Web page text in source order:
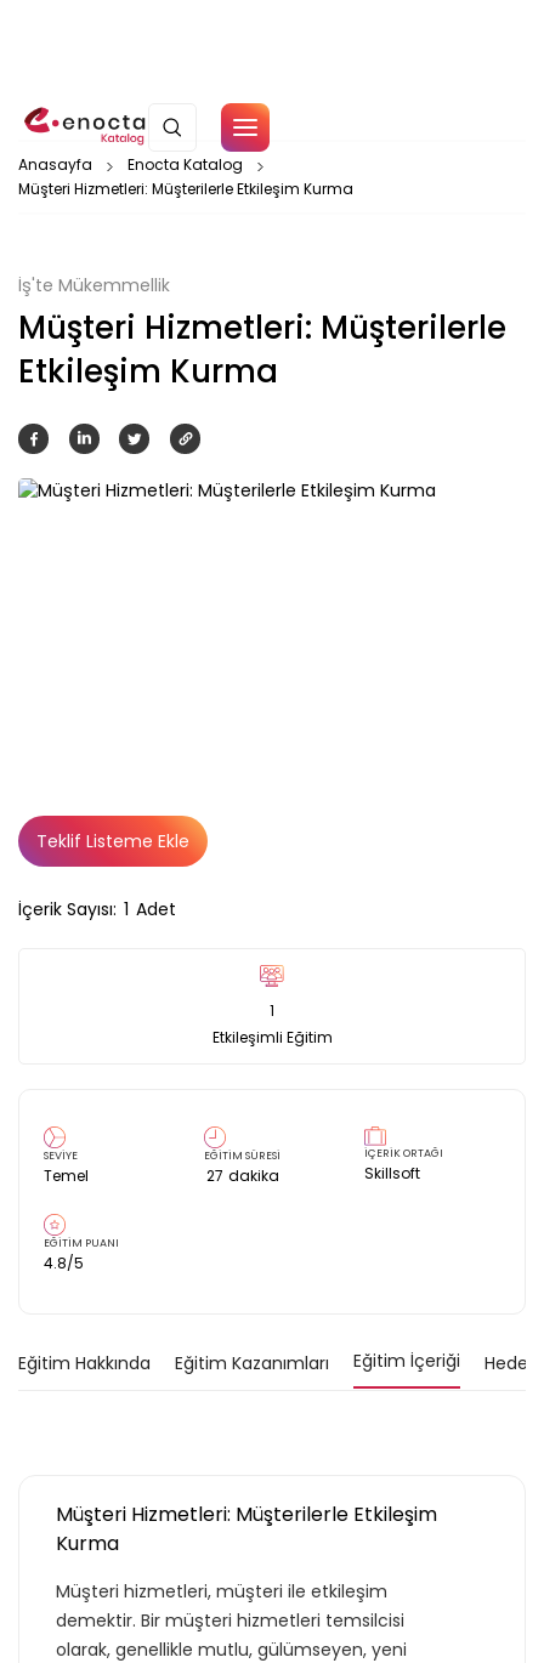
Çerez Politikamız
Anasayfa
Enocta Katalog
Müşteri Hizmetleri: Müşterilerle Etkileşim Kurma
İş'te Mükemmellik
Müşteri Hizmetleri: Müşterilerle
Etkileşim Kurma
İçerik Sayısı: 1 Adet
1
Etkileşimli Eğitim
SEVİYE
Temel
EĞİTİM SÜRESİ
27 dakika
İÇERİK ORTAĞI
Skillsoft
EĞİTİM PUANI
4.8/5
Teklif Listeme Ekle
Eğitim Hakkında Eğitim Kazanımları Eğitim İçeriği Hedef
Müşteri Hizmetleri: Müşterilerle Etkileşim
Kurma
Müşteri hizmetleri, müşteri ile etkileşim
demektir. Bir müşteri hizmetleri temsilcisi
olarak, genellikle mutlu, gülümseyen, yeni